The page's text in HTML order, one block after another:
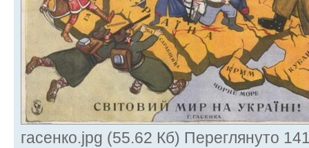
гасенко.jpg (55.62 Кб) Переглянуто